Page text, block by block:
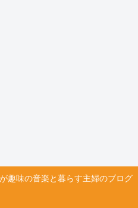
趣味の音楽と暮らす主婦のブログ